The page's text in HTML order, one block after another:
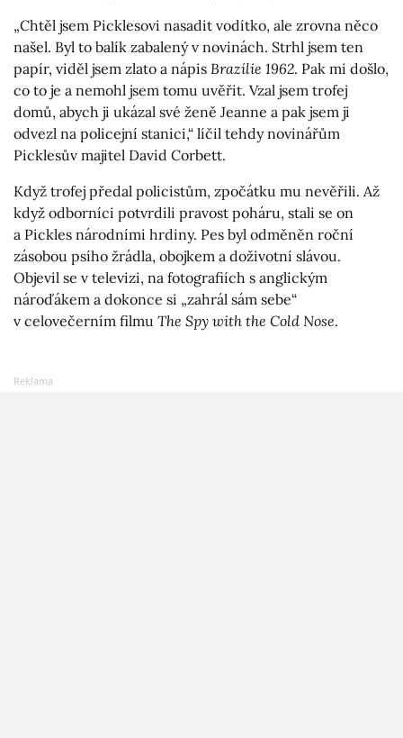
„Chtěl jsem Picklesovi nasadit vodítko, ale zrovna něco
našel. Byl to balík zabalený v novinách. Strhl jsem ten
papír, viděl jsem zlato a nápis Brazílie 1962. Pak mi došlo,
co to je a nemohl jsem tomu uvěřit. Vzal jsem trofej
domů, abych ji ukázal své ženě Jeanne a pak jsem ji
odvezl na policejní stanici,“ líčil tehdy novinářům
Picklesův majitel David Corbett.
Když trofej předal policistům, zpočátku mu nevěřili. Až
když odborníci potvrdili pravost poháru, stali se on
a Pickles národními hrdiny. Pes byl odměněn roční
zásobou psího žrádla, obojkem a doživotní slávou.
Objevil se v televizi, na fotografiích s anglickým
nároďákem a dokonce si „zahrál sám sebe“
v celovečerním filmu The Spy with the Cold Nose.